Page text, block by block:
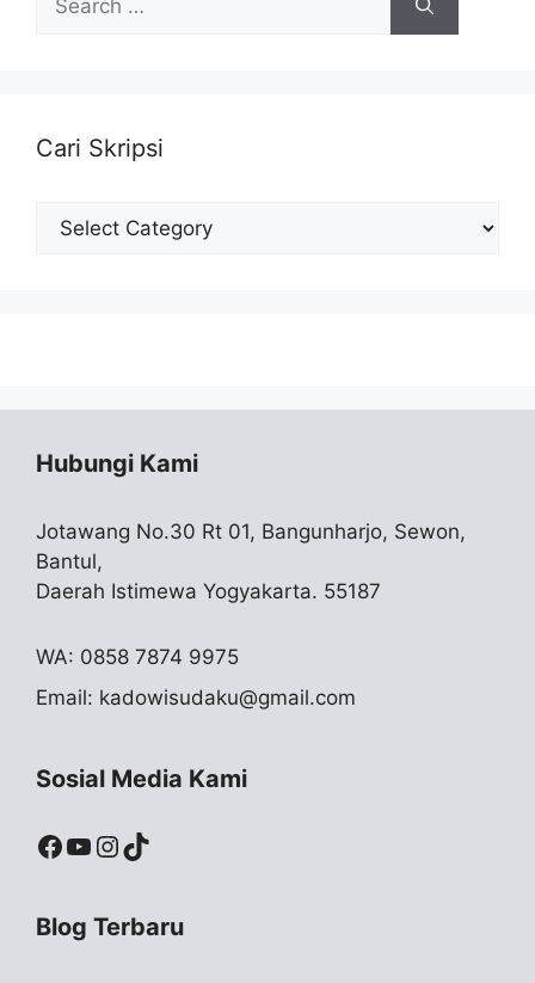
for:
Cari Skripsi
Cari
Hubungi Kami
Jotawang No.30 Rt 01, Bangunharjo, Sewon,
Bantul,
Daerah Istimewa Yogyakarta. 55187
WA: 0858 7874 9975
Email: kadowisudaku@gmail.com
Sosial Media Kami
Facebook
YouTube
Instagram
TikTok
Blog Terbaru